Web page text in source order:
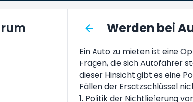
Werden bei
Ein Auto zu mieten ist eine
Fragen, die sich Autofahrer
dieser Hinsicht gibt es eine
Fällen der Ersatzschlüssel
1. Politik der Nichtlieferung